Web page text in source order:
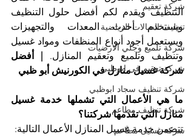
شركة تعقيم
تنظيف الصالات الرياضية
شركة تلميع وجلي الارضيات
شركة تعقيم في ابوظبي
شركة تنظيف سجاد ابوظبي
شركة تنظيف مطاعم
شركة غسيل مطاعم
وتنظيف وتلميع وتعقيم المنازل.
شركة غسيل منازل في الكورنيش أبو ظبي
منازل التي تقدمها شركتنا؟
تتضمن خدمة غسيل المنازل الأعمال التالية: